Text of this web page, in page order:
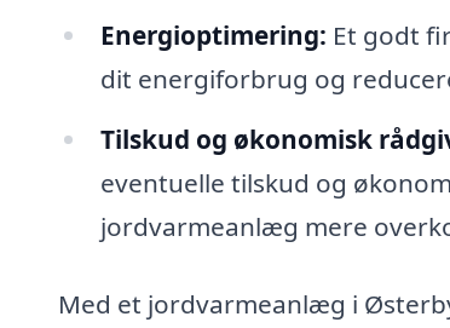
Energioptimering: Et godt
dit energiforbrug og
Tilskud og økonomisk
eventuelle tilskud og
jordvarmeanlæg mere
Med et jordvarmeanlæg i